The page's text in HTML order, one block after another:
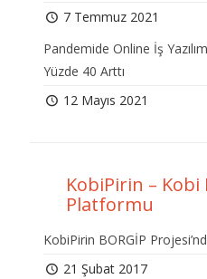
7 Temmuz 2021
Pandemide Online İş
Yüzde 40 Arttı
12 Mayıs 2021
KobiPirin –
Platformu
KobiPirin BORGİP
21 Şubat 2017